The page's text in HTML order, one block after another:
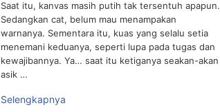
Saat itu, kanvas masih putih tak tersentuh apapun.
Sedangkan cat, belum mau menampakan
warnanya. Sementara itu, kuas yang selalu setia
menemani keduanya, seperti lupa pada tugas dan
kewajibannya. Ya… saat itu ketiganya seakan-akan
asik …
Selengkapnya